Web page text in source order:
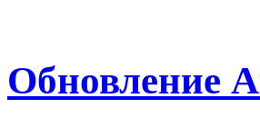
Обновление